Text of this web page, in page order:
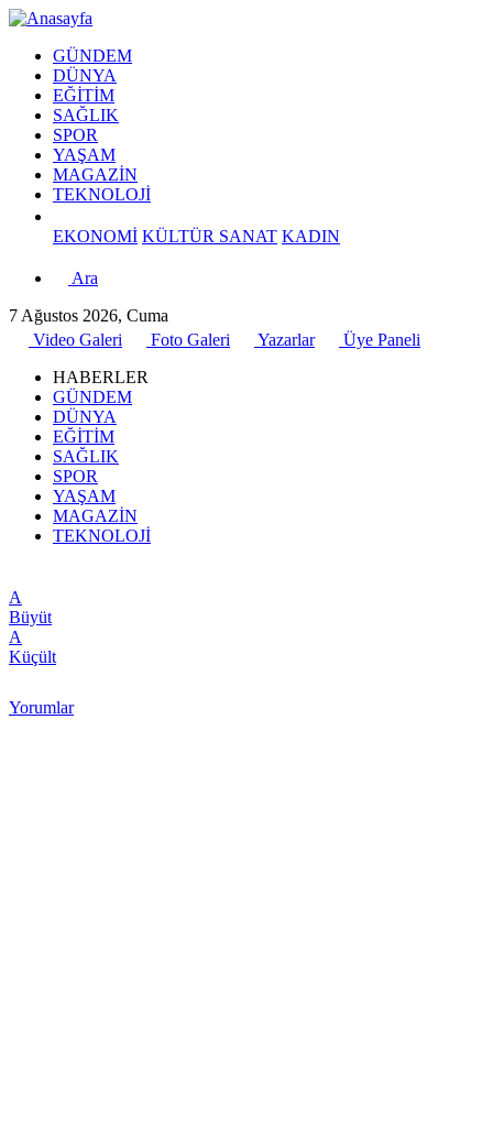
GÜNDEM
DÜNYA
EĞİTİM
SAĞLIK
SPOR
YAŞAM
MAGAZİN
TEKNOLOJİ
EKONOMİ KÜLTÜR SANAT KADIN
Ara
7 Ağustos 2026, Cuma
Video Galeri
Foto Galeri Yazarlar
Üye Paneli
HABERLER
GÜNDEM
DÜNYA
EĞİTİM
SAĞLIK
SPOR
YAŞAM
MAGAZİN
TEKNOLOJİ
A
Büyüt
A
Küçült
Yorumlar